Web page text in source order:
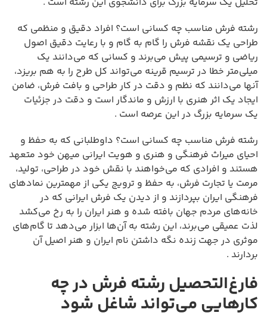
رشته فرش مناسب چه کسانی است؟ افراد دقیق و منظمی که
طراحی یک نقشه فرش را گام به گام و با رعایت دقیق اصول
ریاضی و ترسیمی پیش می‌برند و کسانی که می‌دانند یک
میلی‌متر خطا در ترسیم قرینه می‌تواند کل طرح را به هم بریزد،
آنها می‌دانند که نظم و دقت در کار طراحی و بافت فرش، ضامن
ایجاد یک اثر هنری با ارزش و ماندگار است و دقت در جزئیات
یک سرمایه بزرگ در این عرصه است .
رشته فرش مناسب چه کسانی است؟ داوطلبانی که به حفظ و
احیای میراث فرهنگی و هنری و هویت ایرانی میهن خود متعهد
هستند و افرادی که می‌خواهند با نقش خود در طراحی، تولید،
مرمت یا تجارت فرش، به حفظ و ترویج یکی از مهمترین نمادهای
فرهنگی ایران بپردازند و از دیدن یک فرش ایرانی که در
خانه‌های مردم جهان بافته شده و هنر ایران را به رخ می‌کشد
لذت عمیقی می‌برند، این رشته به آن‌ها ابزار می‌دهد تا گام‌های
موثری در جهت زنده نگه داشتن نام ایران و هنر اصیل آن
بردارند .
فارغ‌التحصیل رشته فرش در چه
کارهایی می‌تواند شاغل شود